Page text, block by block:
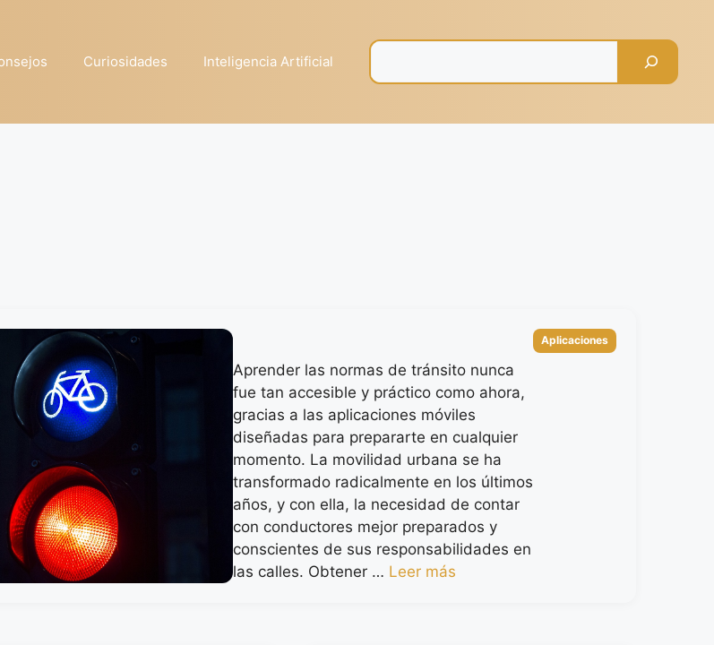
Curiosidades Inteligencia Artificial
Aprender las normas de tránsito nunca
fue tan accesible y práctico como ahora,
gracias a las aplicaciones móviles
diseñadas para prepararte en cualquier
momento. La movilidad urbana se ha
transformado radicalmente en los últimos
años, y con ella, la necesidad de contar
con conductores mejor preparados y
conscientes de sus responsabilidades en
las calles. Obtener … Leer más
Categorías
Aplicaciones